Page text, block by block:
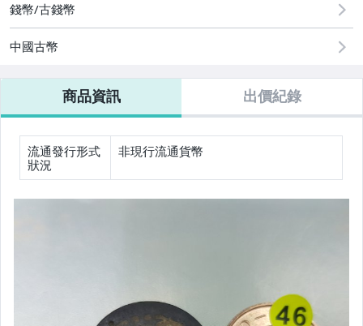
台幣/台灣紙鈔
錢幣/古錢幣
中國古幣
商品資訊 出價紀錄
流通發行形式
狀況
非現行流通貨幣